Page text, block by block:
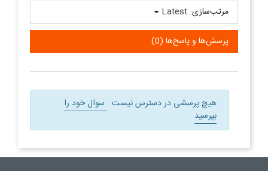
پرسش‌ها و پاسخ‌ها (0)
مرتب‌سازی: Latest
هیچ پرسشی در دسترس نیست سوال خود را
بپرسید